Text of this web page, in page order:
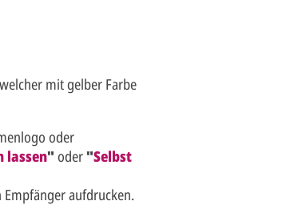
mit gelber Farbe
oder
lassen" oder"Selbst
aufdrucken.